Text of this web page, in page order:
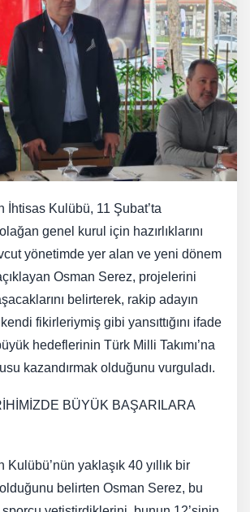
İhtisas Kulübü, 11 Şubat’ta
genel kurul için hazırlıklarını
yönetimde yer alan ve yeni dönem
Osman Serez, projelerini
belirterek, rakip adayın
fikirleriymiş gibi yansıttığını ifade
hedeflerinin Türk Milli Takımı’na
kazandırmak olduğunu vurguladı.
BÜYÜK BAŞARILARA
Kulübü’nün yaklaşık 40 yıllık bir
belirten Osman Serez, bu